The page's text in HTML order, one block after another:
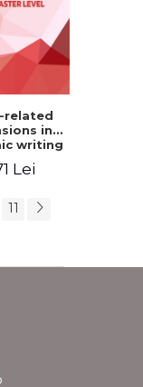
related
in
writing
Adina
Lei
11